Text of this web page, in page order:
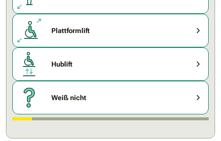
Plattformlift
Hublift
Weiß nicht